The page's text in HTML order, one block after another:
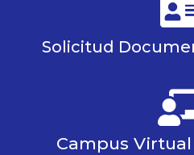
Solicitud
Campus Virtual